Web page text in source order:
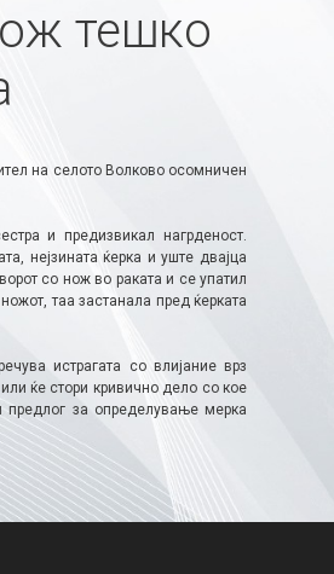
тешко
на селото Волково осомничен
и предизвикал нагрденост.
нејзината ќерка и уште двајца
со нож во раката и се упатил
таа застанала пред ќерката
истрагата со влијание врз
ќе стори кривично дело со кое
предлог за определување мерка